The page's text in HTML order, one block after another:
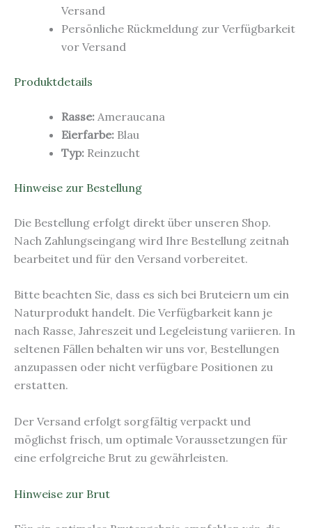
Versand
Persönliche Rückmeldung zur Verfügbarkeit
vor Versand
Produktdetails
Rasse: Ameraucana
Eierfarbe: Blau
Typ: Reinzucht
Hinweise zur Bestellung
Die Bestellung erfolgt direkt über unseren Shop.
Nach Zahlungseingang wird Ihre Bestellung zeitnah
bearbeitet und für den Versand vorbereitet.
Bitte beachten Sie, dass es sich bei Bruteiern um ein
Naturprodukt handelt. Die Verfügbarkeit kann je
nach Rasse, Jahreszeit und Legeleistung variieren. In
seltenen Fällen behalten wir uns vor, Bestellungen
anzupassen oder nicht verfügbare Positionen zu
erstatten.
Der Versand erfolgt sorgfältig verpackt und
möglichst frisch, um optimale Voraussetzungen für
eine erfolgreiche Brut zu gewährleisten.
Hinweise zur Brut